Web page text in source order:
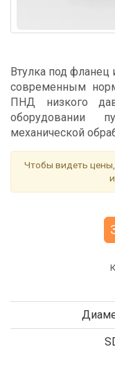
Втулка под фланец
современным
ПНД низкого
оборудовании
механической
Чтобы видеть